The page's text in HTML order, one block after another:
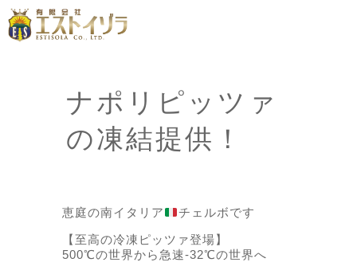
ナポリピッツァ
の凍結提供！
恵庭の南イタリア
チェルボです
【至高の冷凍ピッツァ登場】
500℃の世界から急速-32℃の世界へ